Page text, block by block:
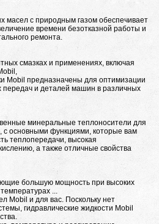
масел с природным газом обеспечивает
времени безотказной работы и
ремонта.
смазках и применениях, включая
Mobil предназначены для оптимизации
и деталей машин в различных
минеральные теплоносители для
с основными функциями, которые вам
теплопередачи, высокая
а также отличные свойства
большую мощность при высоких
...
Mobil и для вас. Поскольку нет
гидравлические жидкости Mobil